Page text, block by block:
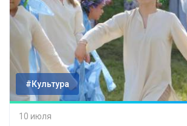
#Культура
10 июля